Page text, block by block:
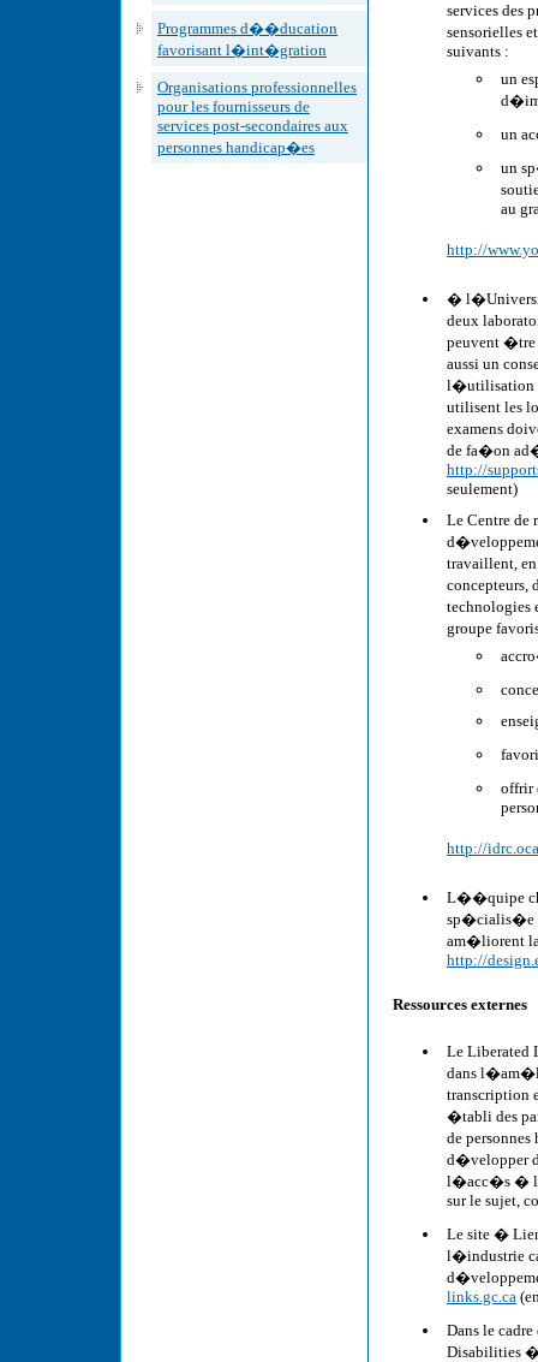
Programmes d��ducation
favorisant l�int�gration
Organisations professionnelles
pour les fournisseurs de
services post-secondaires aux
personnes handicap�es
services des
sensorielles
suivants :
un
un
un
au
http://
�
deux
peuvent
aussi un
l�utilisation
utilisent les
examens
de fa�on
http://
seulement)
Le Centre de
travaillent,
concepteurs,
technologies
groupe
offrir
http://
L��quipe
sp�cialis�e
am�liorent
http://
Ressources externes
Le Liberated
dans
transcription
�tabli des
de
d�velopper
l�acc�s �
sur le sujet,
Le site �
l�industrie
links.gc.ca
Dans le
Disabilities